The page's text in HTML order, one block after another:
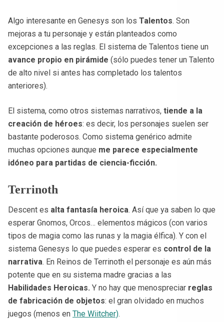
Algo interesante en Genesys son los Talentos. Son
mejoras a tu personaje y están planteados como
excepciones a las reglas. El sistema de Talentos tiene un
avance propio en pirámide (sólo puedes tener un Talento
de alto nivel si antes has completado los talentos
anteriores).
El sistema, como otros sistemas narrativos, tiende a la
creación de héroes: es decir, los personajes suelen ser
bastante poderosos. Como sistema genérico admite
muchas opciones aunque me parece especialmente
idóneo para partidas de ciencia-ficción.
Terrinoth
Descent es alta fantasía heroica. Así que ya saben lo que
esperar Gnomos, Orcos… elementos mágicos (con varios
tipos de magia como las runas y la magia élfica). Y con el
sistema Genesys lo que puedes esperar es control de la
narrativa. En Reinos de Terrinoth el personaje es aún más
potente que en su sistema madre gracias a las
Habilidades Heroicas. Y no hay que menospreciar reglas
de fabricación de objetos: el gran olvidado en muchos
juegos (menos en The Wiitcher).